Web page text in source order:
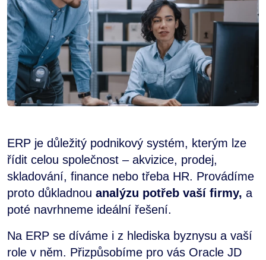
ERP je důležitý podnikový systém, kterým lze
řídit celou společnost – akvizice, prodej,
skladování, finance nebo třeba HR. Provádíme
proto důkladnou analýzu potřeb vaší firmy, a
poté navrhneme ideální řešení.
Na ERP se díváme i z hlediska byznysu a vaší
role v něm. Přizpůsobíme pro vás Oracle JD